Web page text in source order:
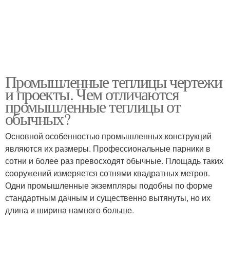
Промышленные теплицы чертежи
и проекты. Чем отличаются
промышленные теплицы от
обычных?
Основной особенностью промышленных конструкций
являются их размеры. Профессиональные парники в
сотни и более раз превосходят обычные. Площадь таких
сооружений измеряется сотнями квадратных метров.
Одни промышленные экземпляры подобны по форме
стандартным дачным и существенно вытянуты, но их
длина и ширина намного больше.